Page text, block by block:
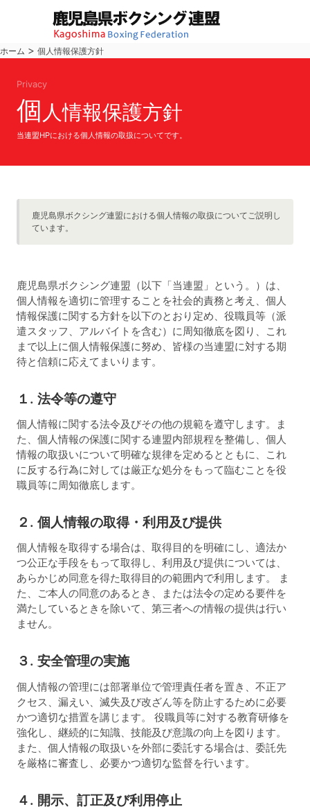
ホーム > 個人情報保護方針
Privacy
個 人情報保護方針
当連盟HPにおける個人情報の取扱についてです。
鹿児島県ボクシング連盟における個人情報の取扱についてご説明し
ています。
鹿児島県ボクシング連盟（以下「当連盟」という。）は、
個人情報を適切に管理することを社会的責務と考え、個人
情報保護に関する方針を以下のとおり定め、役職員等（派
遣スタッフ、アルバイトを含む）に周知徹底を図り、これ
まで以上に個人情報保護に努め、皆様の当連盟に対する期
待と信頼に応えてまいります。
１. 法令等の遵守
個人情報に関する法令及びその他の規範を遵守します。ま
た、個人情報の保護に関する連盟内部規程を整備し、個人
情報の取扱いについて明確な規律を定めるとともに、これ
に反する行為に対しては厳正な処分をもって臨むことを役
職員等に周知徹底します。
２. 個人情報の取得・利用及び提供
個人情報を取得する場合は、取得目的を明確にし、適法か
つ公正な手段をもって取得し、利用及び提供については、
あらかじめ同意を得た取得目的の範囲内で利用します。 ま
た、ご本人の同意のあるとき、または法令の定める要件を
満たしているときを除いて、第三者への情報の提供は行い
ません。
３. 安全管理の実施
個人情報の管理には部署単位で管理責任者を置き、不正ア
クセス、漏えい、滅失及び改ざん等を防止するために必要
かつ適切な措置を講じます。 役職員等に対する教育研修を
強化し、継続的に知識、技能及び意識の向上を図ります。
また、個人情報の取扱いを外部に委託する場合は、委託先
を厳格に審査し、必要かつ適切な監督を行います。
４. 開示、訂正及び利用停止